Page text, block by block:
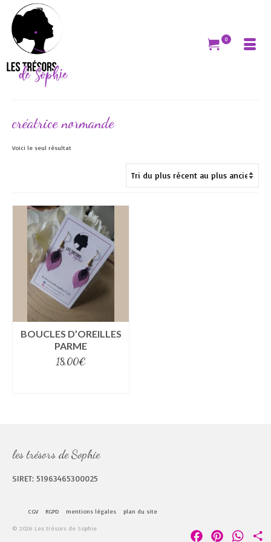
0
créatrice normande
Voici le seul résultat
BOUCLES D’OREILLES
PARME
18,00€
les trésors de Sophie
SIRET: 51963465300025
CGV RGPD mentions légales plan du site
© 2026 Les trésors de Sophie FacebookPinterest